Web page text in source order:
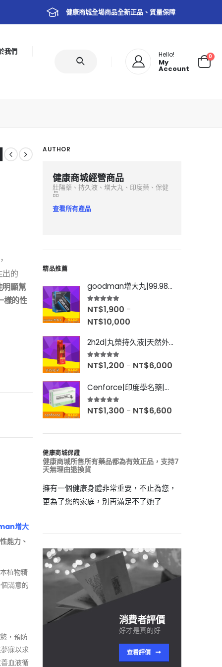
健康商城全場商品全新正品、質量保障
我們 Hello!
My
Account
0
出的
明顯幫
樣的性
增大
能力、
植物精
滿意的
，預防
寐以求
血液循
AUTHOR
健康商城經營商品
壯陽藥、持久液、增大丸、印度藥、保健
品
查看所有產品
精品推薦
goodman增大丸|99.98%有效率|增大後不反彈|效果超好|60粒
5.00out of 5
NT$1,900 –
NT$10,000
2h2d|丸榮持久液|天然外用延時|效果強烈|無色無味|10ml
5.00out of 5
NT$1,200 – NT$6,000
Cenforce|印度學名藥|專治男性陽痿|價格實惠藥效好|10粒
5.00out of 5
NT$1,300 – NT$6,600
健康商城保證
健康商城所售所有藥品都為有效正品，支持7
天無理由退換貨
擁有一個健康身體非常重要，不止為您，
更為了您的家庭，別再滿足不了她了
消費者評價
好才是真的好
查看評價